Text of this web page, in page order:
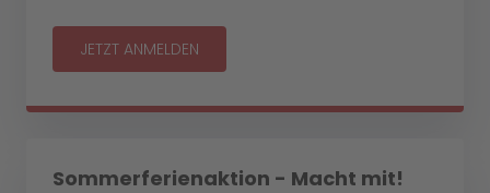
JETZT ANMELDEN
Sommerferienaktion - Macht mit!